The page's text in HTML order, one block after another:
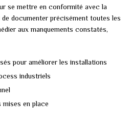
se mettre en conformité avec la
documenter précisément toutes les
aux manquements constatés,
pour améliorer les installations
industriels
mises en place